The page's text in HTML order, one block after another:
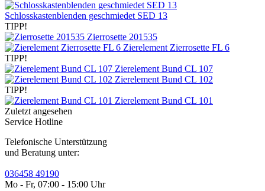
Schlosskastenblenden geschmiedet SED 13
TIPP!
Zierrosette 201535
Zierelement Zierrosette FL 6
TIPP!
Zierelement Bund CL 107
Zierelement Bund CL 102
TIPP!
Zierelement Bund CL 101
Zuletzt angesehen
Service Hotline
Telefonische Unterstützung
und Beratung unter:
036458 49190
Mo - Fr, 07:00 - 15:00 Uhr